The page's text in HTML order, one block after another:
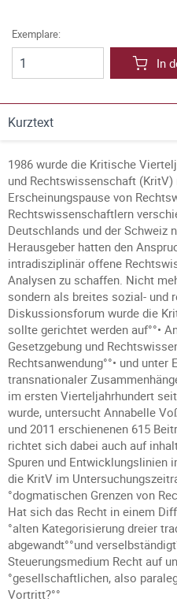
Exemplare:
In
Kurztext
1986 wurde die Kritische
und Rechtswissenschaft (KritV)
Erscheinungspause von
Rechtswissenschaftlern
Deutschlands und der Schweiz
Herausgeber hatten den
intradisziplinär offene
Analysen zu schaffen. Nicht
sondern als breites sozial- und
Diskussionsforum wurde die
sollte gerichtet werden auf°°•
Gesetzgebung und
Rechtsanwendung°°• und
transnationaler
im ersten Vierteljahrhundert
wurde, untersucht Annabelle
und 2011 erschienenen 615
richtet sich dabei auch auf
Spuren und Entwicklungslinien
die KritV im
°dogmatischen Grenzen von
Hat sich das Recht in einem
°alten Kategorisierung dreier
abgewandt°°und
Steuerungsmedium Recht auf
°gesellschaftlichen, also
Vortritt?°°